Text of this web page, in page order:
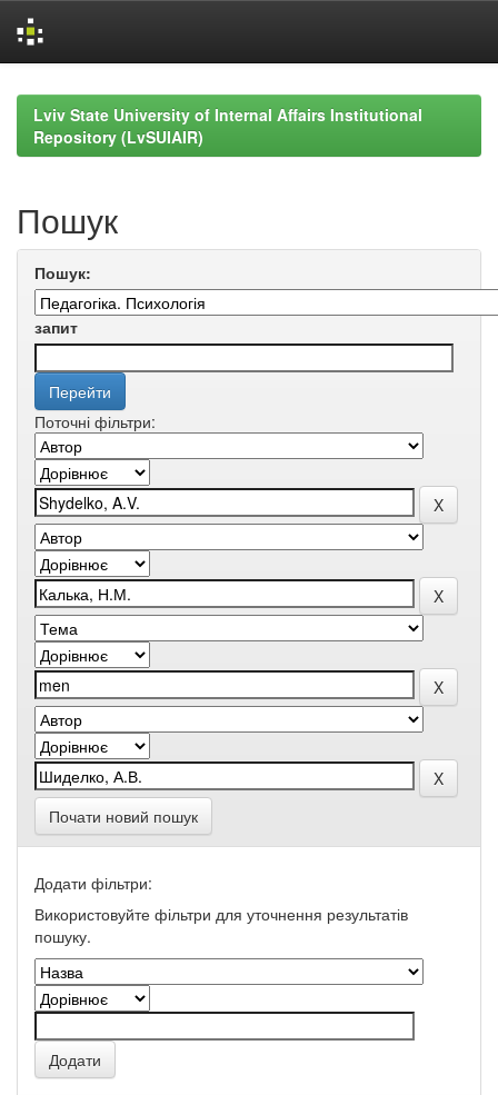
navigationLviv State University of Internal Affairs Institutional
Repository (LvSUIAIR)
Пошук
Пошук:
запит
Поточні фільтри:
Почати новий пошук
Додати фільтри:
Використовуйте фільтри для уточнення результатів
пошуку.